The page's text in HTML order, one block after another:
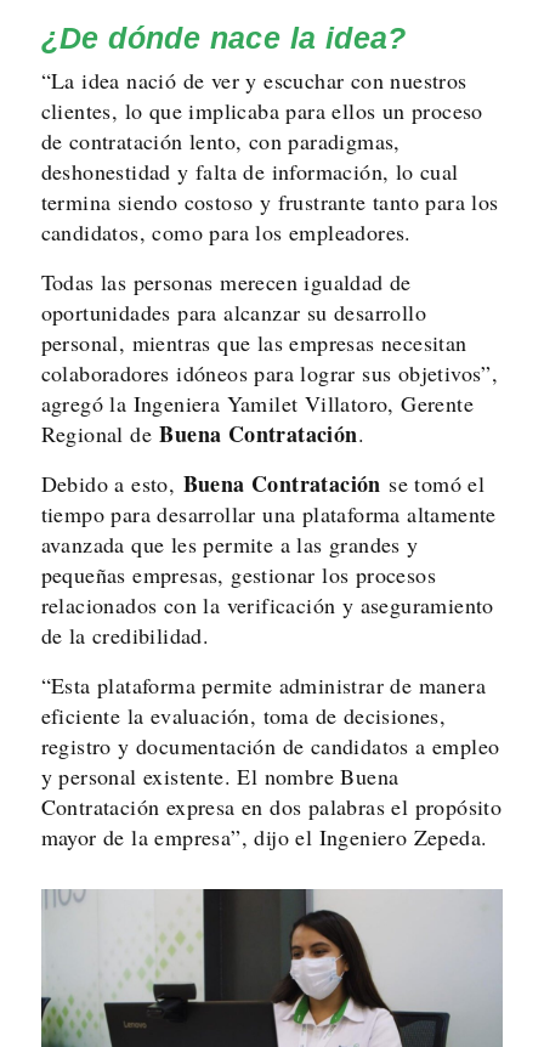
¿De dónde nace la idea?
“La idea nació de ver y escuchar con nuestros
clientes, lo que implicaba para ellos un proceso
de contratación lento, con paradigmas,
deshonestidad y falta de información, lo cual
termina siendo costoso y frustrante tanto para los
candidatos, como para los empleadores.
Todas las personas merecen igualdad de
oportunidades para alcanzar su desarrollo
personal, mientras que las empresas necesitan
colaboradores idóneos para lograr sus objetivos”,
agregó la Ingeniera Yamilet Villatoro, Gerente
Regional deBuena Contratación.
Debido a esto, Buena Contratación se tomó el
tiempo para desarrollar una plataforma altamente
avanzada que les permite a las grandes y
pequeñas empresas, gestionar los procesos
relacionados con la verificación y aseguramiento
de la credibilidad.
“Esta plataforma permite administrar de manera
eficiente la evaluación, toma de decisiones,
registro y documentación de candidatos a empleo
y personal existente. El nombre Buena
Contratación expresa en dos palabras el propósito
mayor de la empresa”, dijo el Ingeniero Zepeda.